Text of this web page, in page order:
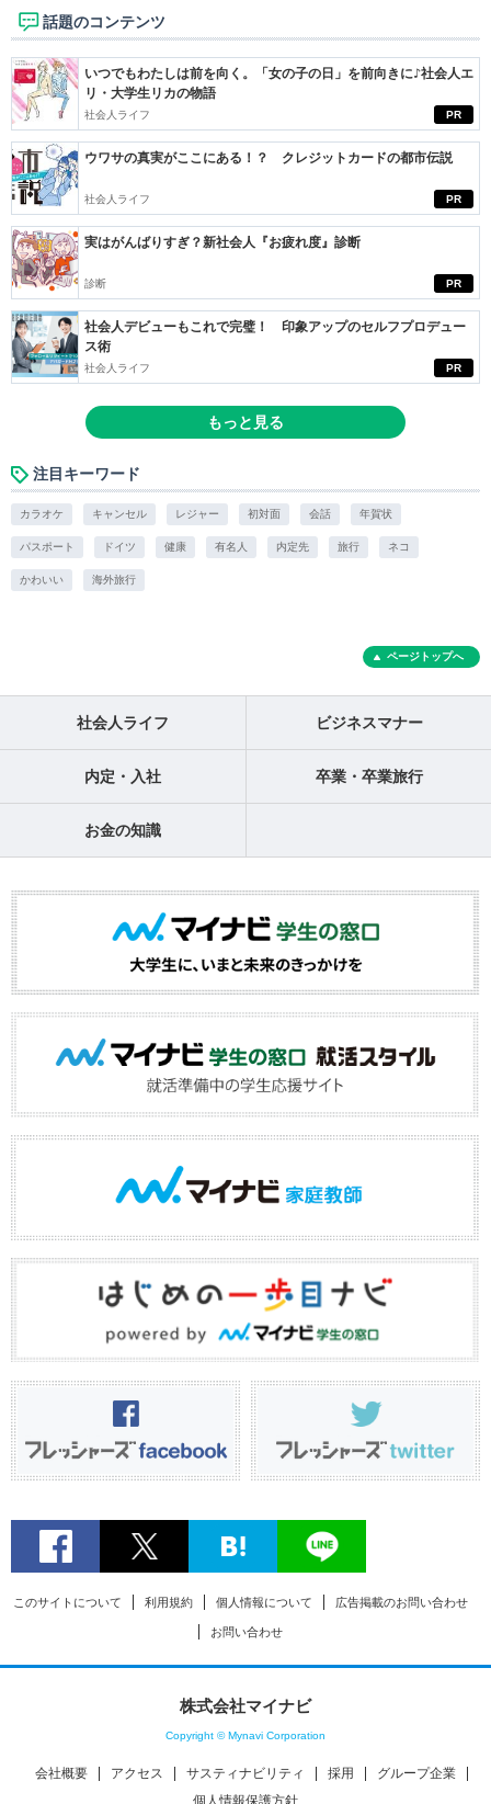
話題のコンテンツ
PR
いつでもわたしは前を向く。「女の子の日」を前向きに♪社会人エ
リ・大学生リカの物語
社会人ライフ
PR
ウワサの真実がここにある！？ クレジットカードの都市伝説
社会人ライフ
PR
実はがんばりすぎ？新社会人『お疲れ度』診断
診断
PR
社会人デビューもこれで完璧！ 印象アップのセルフプロデュー
ス術
社会人ライフ
もっと見る
注目キーワード
カラオケ キャンセル レジャー 初対面 会話 年賀状
パスポート ドイツ 健康 有名人 内定先 旅行 ネコ
かわいい 海外旅行
ページトップへ
社会人ライフ ビジネスマナー
内定・入社 卒業・卒業旅行
お金の知識
このサイトについて 利用規約 個人情報について 広告掲載のお問い合わせ
お問い合わせ
株式会社マイナビ
Copyright © Mynavi Corporation
会社概要 アクセス サスティナビリティ 採用
グループ企業
個人情報保護方針